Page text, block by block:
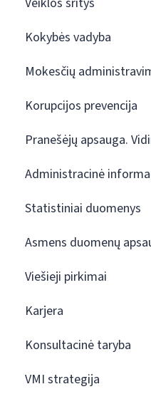
Kokybės vadyba
Mokesčių
Korupcijos prevencija
Pranešėjų apsauga.
Administracinė
Statistiniai duomenys
Asmens duomenų
Viešieji pirkimai
Karjera
Konsultacinė taryba
VMI strategija